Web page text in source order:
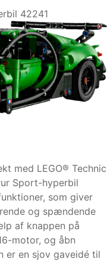
42241
med LEGO® Technic
Sport-hyperbil
som giver
og spændende
af knappen på
motor, og åbn
er en sjov gaveidé til